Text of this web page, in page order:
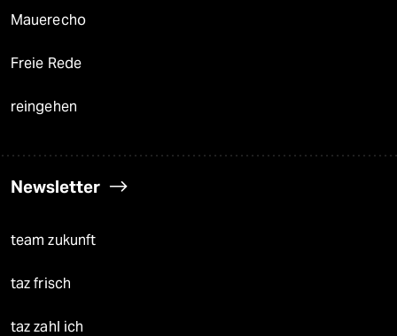
Mauerecho
Freie Rede
reingehen
Newsletter
team zukunft
taz frisch
taz zahl ich